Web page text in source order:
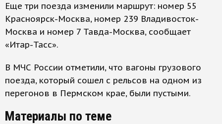
Еще три поезда изменили маршрут: номер 55
Красноярск-Москва, номер 239 Владивосток-
Москва и номер 7 Тавда-Москва, сообщает
«Итар-Тасс».
В МЧС России отметили, что вагоны грузового
поезда, который сошел с рельсов на одном из
перегонов в Пермском крае, были пустыми.
Материалы по теме